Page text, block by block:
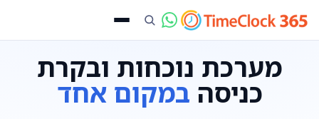
מערכת נוכחות ובקרת
כניסה במקום אחד